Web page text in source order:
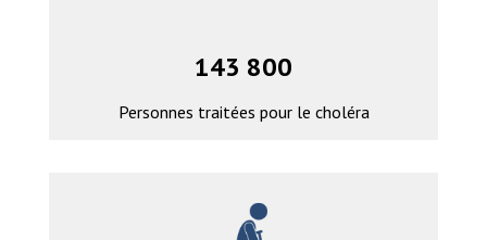
143 800
Personnes traitées pour le choléra